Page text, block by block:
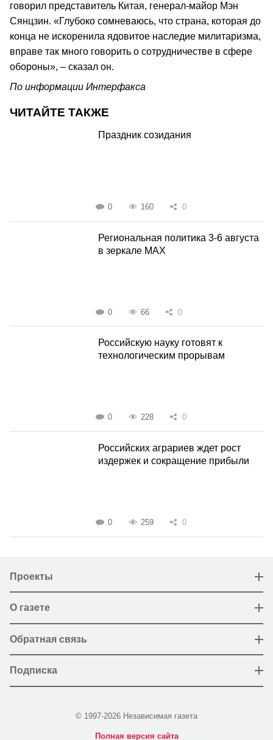
говорил представитель Китая, генерал-майор Мэн
Сянцзин. «Глубоко сомневаюсь, что страна, которая до
конца не искоренила ядовитое наследие милитаризма,
вправе так много говорить о сотрудничестве в сфере
обороны», – сказал он.
По информации Интерфакса
ЧИТАЙТЕ ТАКЖЕ
Праздник созидания
0 160 0
Региональная политика 3-6 августа
в зеркале MAX
0 66 0
Российскую науку готовят к
технологическим прорывам
0 228 0
Российских аграриев ждет рост
издержек и сокращение прибыли
0 259 0
Проекты
О газете
Обратная связь
Подписка
© 1997-2026 Независимая газета
Полная версия сайта